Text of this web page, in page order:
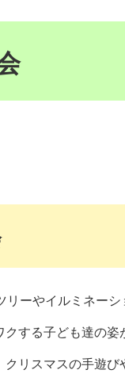
ーやイルミネーシ
する子ども達の姿
リスマスの手遊び